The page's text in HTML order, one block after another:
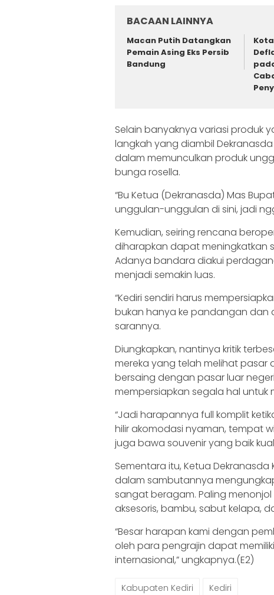
BACAAN LAINNYA
Macan Putih Datangkan
Pemain Asing Eks Persib
Bandung
Selain banyaknya variasi produk
langkah yang diambil
dalam memunculkan produk
bunga rosella.
“Bu Ketua (Dekranasda) Mas
unggulan-unggulan di sini, jadi
Kemudian, seiring rencana
diharapkan dapat meningkatkan
Adanya bandara diakui
menjadi semakin luas.
“Kediri sendiri harus
bukan hanya ke pandangan dan
sarannya.
Diungkapkan, nantinya kritik
mereka yang telah melihat pasar
bersaing dengan pasar luar
mempersiapkan segala hal
“Jadi harapannya full komplit
hilir akomodasi nyaman, tempat
juga bawa souvenir yang baik
Sementara itu, Ketua Dekranasda
dalam sambutannya
sangat beragam. Paling
aksesoris, bambu, sabut kelapa,
“Besar harapan kami dengan
oleh para pengrajin dapat
internasional,” ungkapnya.(E2)
Kabupaten Kediri Kediri